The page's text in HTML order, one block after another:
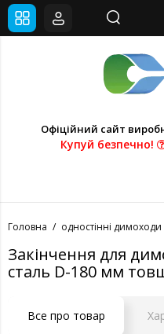
Офіційний сайт
Купуй безпечно!
Головна одностінні димоходи
Закінчення для
сталь D-180 мм
Все про товар